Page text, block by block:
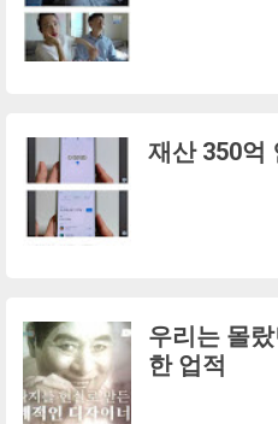
재산 350억
우리는 몰
한 업적